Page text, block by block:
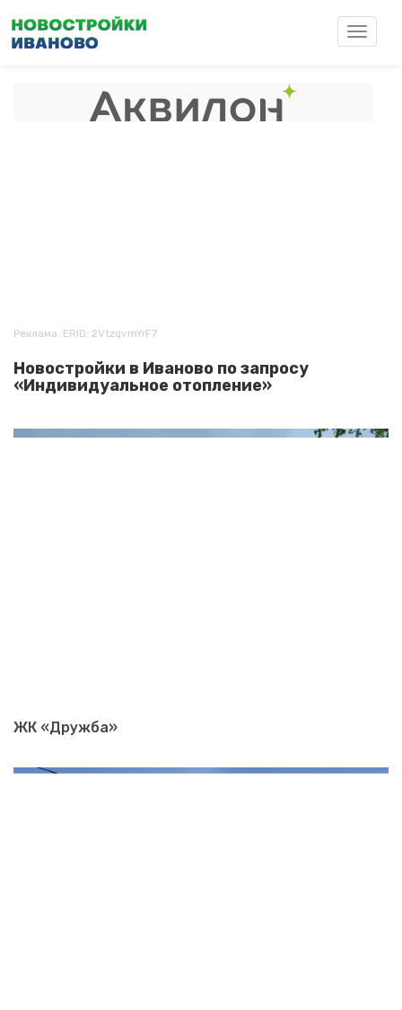
основному
Toggle
Реклама. ERID: 2VtzqvmYrF7
Новостройки в Иваново по запросу
«Индивидуальное отопление»
ЖК «Дружба»